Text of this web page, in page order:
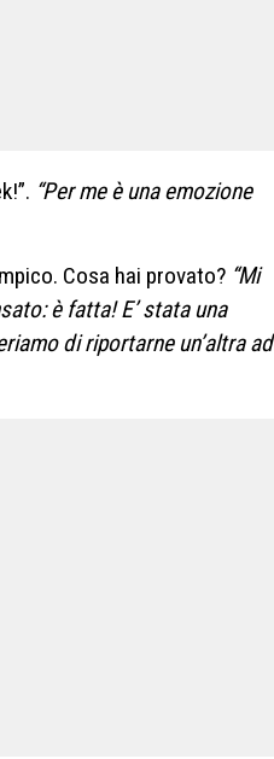
“Per me è una emozione
Cosa hai provato? “Mi
è fatta! E’ stata una
di riportarne un’altra ad